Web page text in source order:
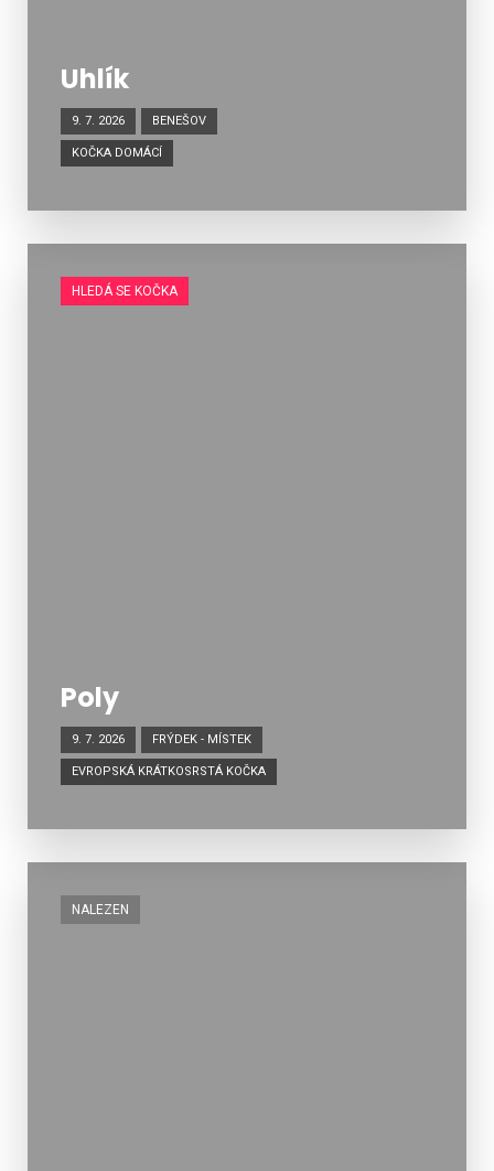
Uhlík
9. 7. 2026 BENEŠOV
KOČKA DOMÁCÍ
HLEDÁ SE KOČKA
Poly
9. 7. 2026 FRÝDEK - MÍSTEK
EVROPSKÁ KRÁTKOSRSTÁ KOČKA
NALEZEN